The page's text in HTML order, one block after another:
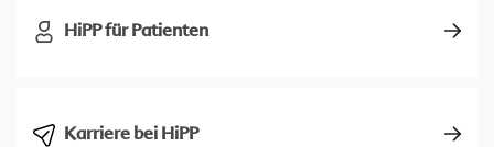
HiPP für Patienten
Karriere bei HiPP